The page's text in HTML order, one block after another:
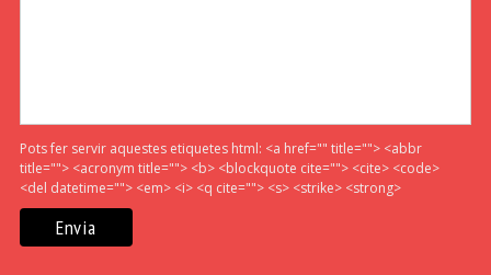
Pots fer servir aquestes etiquetes html: <a href="" title=""> <abbr
title=""> <acronym title=""> <b> <blockquote cite=""> <cite> <code>
<del datetime=""> <em> <i> <q cite=""> <s> <strike> <strong>